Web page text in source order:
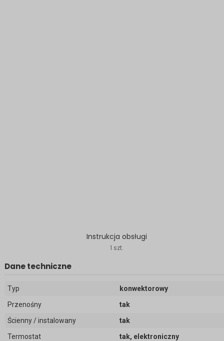
Instrukcja obsługi
1 szt.
Dane techniczne
Typ
konwektorowy
Przenośny
tak
Ścienny / instalowany
tak
Termostat
tak, elektroniczny